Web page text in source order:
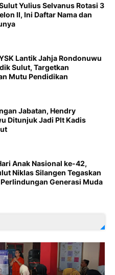
Yulius Selvanus Rotasi 3
II, Ini Daftar Nama dan
Lantik Jahja Rondonuwu
Sulut, Targetkan
Mutu Pendidikan
Jabatan, Hendry
Ditunjuk Jadi Plt Kadis
Anak Nasional ke-42,
Niklas Silangen Tegaskan
Generasi Muda